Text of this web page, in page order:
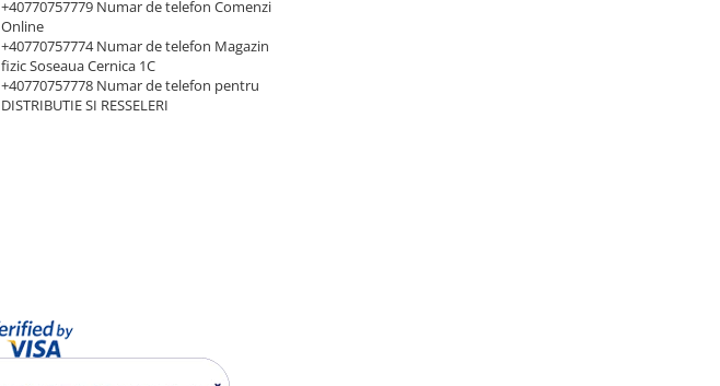
+40770757779 Numar de telefon Comenzi
Online
+40770757774 Numar de telefon Magazin
fizic Soseaua Cernica 1C
+40770757778 Numar de telefon pentru
DISTRIBUTIE SI RESSELERI